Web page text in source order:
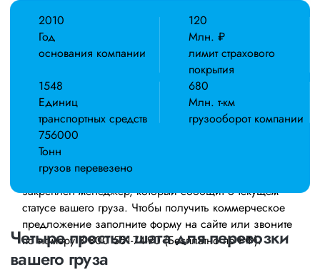
Осуществляем грузоперевозки Колес, колесных пар в
Новосибирске, по всей территории России и стран
СНГ. Мы уже перевезли более 756 000 тонн грузов
для таких крупных компаний, как: Газпром, ЛСР,
Пиастрелла, Свел, Кровтрейд и многих других. Чтобы
убедиться зайдите в раздел «Наш опыт».
Предоставляем все стандартные виды
дополнительных услуг: оформление страховки,
погрузочно-разгрузочные работы, оформление
документации, экспедирование. За каждым клиентом
закреплен менеджер, который сообщит о текущем
статусе вашего груза. Чтобы получить коммерческое
предложение заполните форму на сайте или звоните
по номеру 8 800 551-74-90 (Бесплатно по РФ).
2010
Год
основания компании
120
Млн. ₽
лимит страхового
покрытия
1548
Единиц
транспортных средств
680
Млн. т-км
грузооборот компании
756000
Тонн
грузов перевезено
Четыре простых шага для перевозки
вашего груза